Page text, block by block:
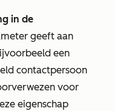
in de
geeft aan
een
contactpersoon
voor
eigenschap